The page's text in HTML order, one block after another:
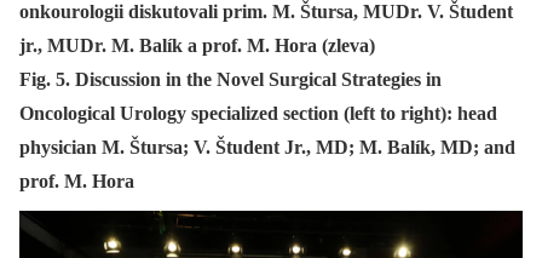
onkourologii diskutovali prim. M. Štursa, MUDr. V. Študent
jr., MUDr. M. Balík a prof. M. Hora (zleva)
Fig. 5. Discussion in the Novel Surgical Strategies in
Oncological Urology specialized section (left to right): head
physician M. Štursa; V. Študent Jr., MD; M. Balík, MD; and
prof. M. Hora